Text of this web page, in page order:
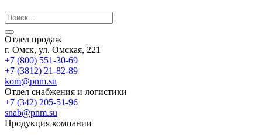
Отдел продаж
г. Омск, ул. Омская, 221
+7 (800) 551-30-69
+7 (3812) 21-82-89
kom@pnm.su
Отдел снабжения и логистики
+7 (342) 205-51-96
snab@pnm.su
Продукция компании